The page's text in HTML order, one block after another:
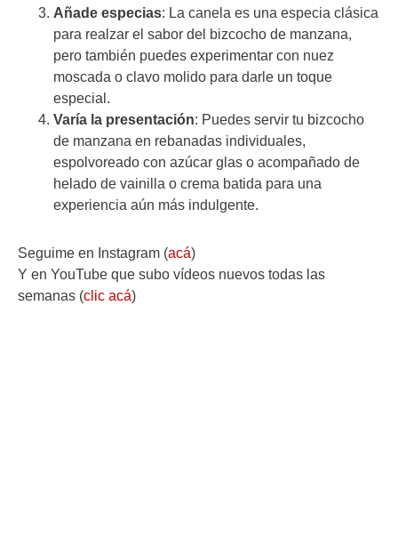
Añade especias: La canela es una especia clásica
para realzar el sabor del bizcocho de manzana,
pero también puedes experimentar con nuez
moscada o clavo molido para darle un toque
especial.
Varía la presentación: Puedes servir tu bizcocho
de manzana en rebanadas individuales,
espolvoreado con azúcar glas o acompañado de
helado de vainilla o crema batida para una
experiencia aún más indulgente.
Seguime en Instagram (acá)
Y en YouTube que subo vídeos nuevos todas las
semanas (clic acá)